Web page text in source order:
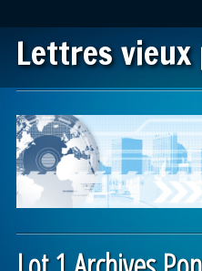
Lettres vieux
Main menu